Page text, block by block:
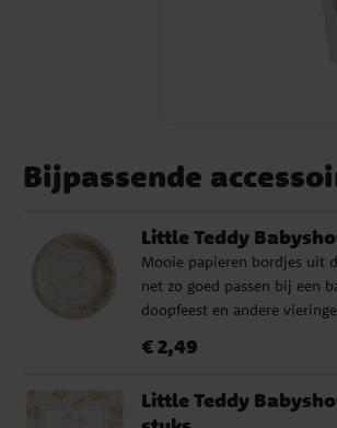
Bijpassende
Little Teddy
Mooie papieren bordjes uit
net zo goed passen bij een
doopfeest en andere
babytijd wordt omlijst door
Diameter: 22,5 cm ✓
Prijs :€ 2,49
€ 2,49
Little Teddy